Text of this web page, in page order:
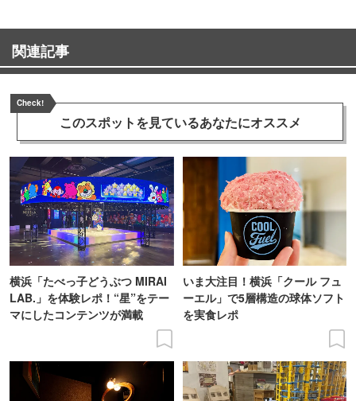
関連記事
Check!
このスポットを見ているあなたにオススメ
横浜「たべっ子どうぶつ MIRAI
LAB.」を体験レポ！“星”をテー
マにしたコンテンツが満載
いま大注目！横浜「クール フュ
ーエル」で5層構造の球体ソフト
を実食レポ